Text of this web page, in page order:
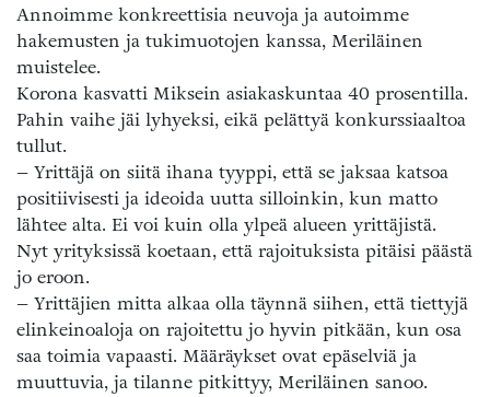
Annoimme konkreettisia neuvoja ja autoimme
hakemusten ja tukimuotojen kanssa, Meriläinen
muistelee.
Korona kasvatti Miksein asiakaskuntaa 40 prosentilla.
Pahin vaihe jäi lyhyeksi, eikä pelättyä konkurssiaaltoa
tullut.
– Yrittäjä on siitä ihana tyyppi, että se jaksaa katsoa
positiivisesti ja ideoida uutta silloinkin, kun matto
lähtee alta. Ei voi kuin olla ylpeä alueen yrittäjistä.
Nyt yrityksissä koetaan, että rajoituksista pitäisi päästä
jo eroon.
– Yrittäjien mitta alkaa olla täynnä siihen, että tiettyjä
elinkeinoaloja on rajoitettu jo hyvin pitkään, kun osa
saa toimia vapaasti. Määräykset ovat epäselviä ja
muuttuvia, ja tilanne pitkittyy, Meriläinen sanoo.